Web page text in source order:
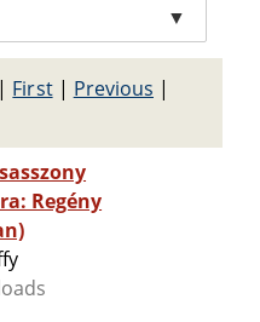
▼
| First| Previous |
Regény